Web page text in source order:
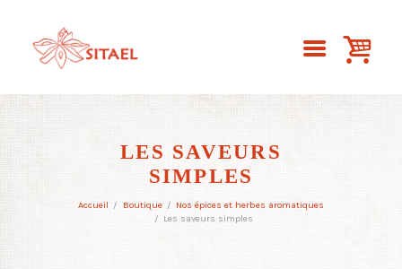
LES SAVEURS
SIMPLES
Accueil Boutique
Nos épices et herbes aromatiques
Les saveurs simples